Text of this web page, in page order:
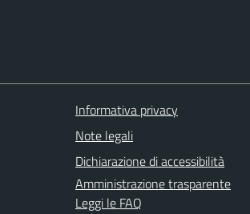
Informativa privacy
Note legali
Dichiarazione di accessibilità
Amministrazione trasparente
Leggi le FAQ